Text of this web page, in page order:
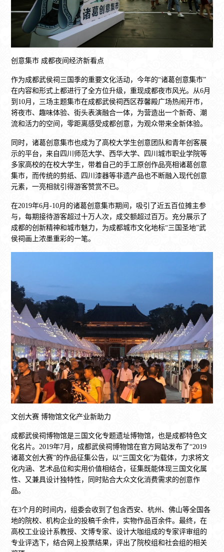
创意集市 成都夜间经济新看点
作为成都武侯祠三国季的重要文化活动，今年的“诸葛创意集市”
在内容和形式上都进行了全方位升级，重现成都夜市风光。从6月
到10月，三场主题集市在成都武侯祠西区荐馨殿广场热闹开市，
将夜市、趣味体验、街头表演融合一体，为营造出一个新奇、潮
流和活力的空间，零距离感受成都创意，为观众带来全新体验。
同时，诸葛创意集市也成为了高校大学生创意团队和青年创客展
示的平台，来自四川师范大学、西华大学、四川城市职业学院等
多家高校的在校大学生，带着自己的手工原创作品亮相诸葛创意
集市，而传统的剪纸、四川漆器等非遗产品也不断融入现代创意
元素，一亮相就引得游客赞赏不已。
在2019年6月-10月的诸葛创意集市期间，吸引了近五百位摊主参
与，每期接待游客超过十万人次，成交额超过百万。充分展示了
成都的创新精神和城市魅力，为成都城市文化地标“三国圣地”武
侯祠画上浓墨重彩的一笔。
文创大赛 博物馆文化产业新助力
成都武侯祠博物馆是三国文化专题遗址博物馆，也是成都特色文
化名片。2019年7月，成都武侯祠博物馆在官方网站发布了“2019
诸葛文创大赛”的作品征集公告，以“三国文化”为载体，力求将文
化内涵、艺术品位和实用价值相结合，征集既能体现三国文化属
性、又兼具设计独特性，同时贴合大众文化消费需求的创意作
品。
在3个月的时间内，组委会收到了包含西安、杭州、佛山等全国各
地的院校、机构企业的投稿千余件，实物作品百余件。最终，在
高校工业设计系教授、文博专家、设计大咖组成的专家评审组的
专业评选下，结合网上投票结果，评出了院校组和社会组的相关